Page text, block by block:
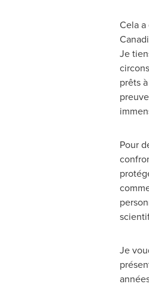
Cela
Je
prêts
Pour
Je